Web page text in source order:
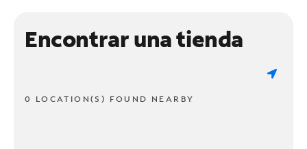
Encontrar una tienda
0 LOCATION(S) FOUND NEARBY